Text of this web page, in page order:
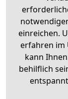
einreichen.
erfahren im
kann
behilflich